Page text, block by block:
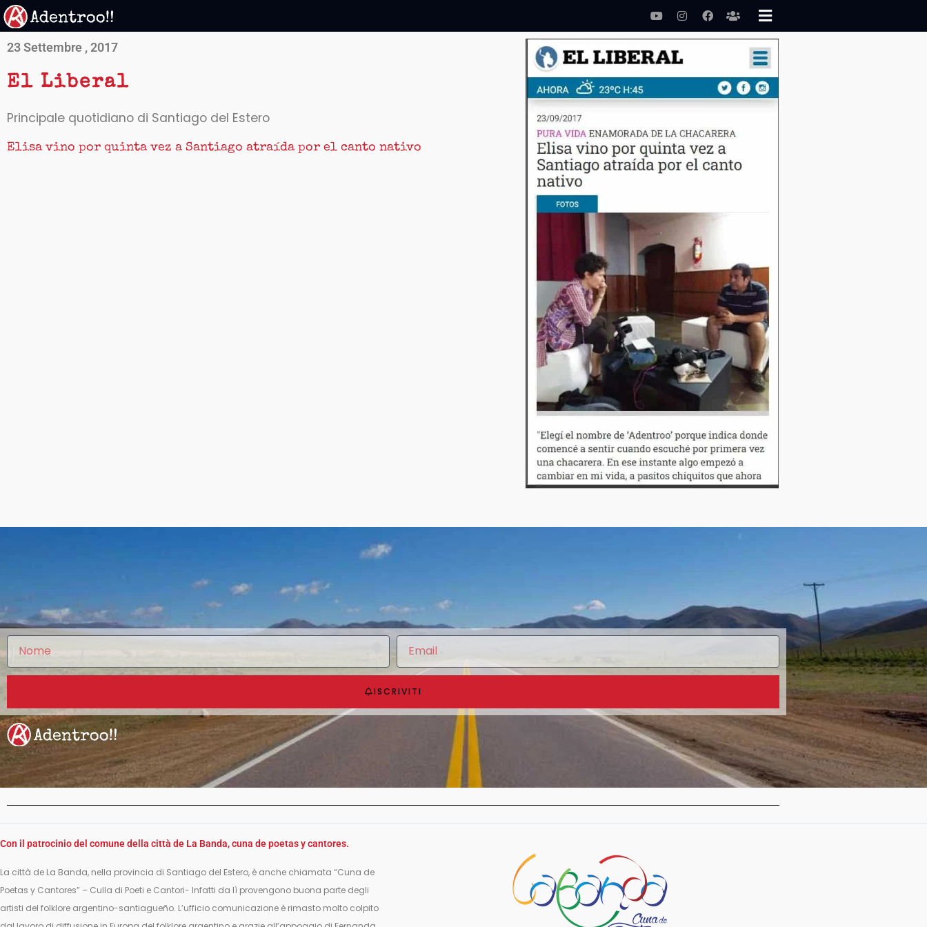
Vai
al
contenuto
YoutubeInstagram
Facebook
Users
23 Settembre , 2017
El Liberal
Principale quotidiano di Santiago del Estero
Elisa vino por quinta vez a Santiago atraída por el canto nativo
ISCRIVITI
Con il patrocinio del comune della città de La Banda, cuna de poetas y cantores.
La città de La Banda, nella provincia di Santiago del Estero, è anche chiamata “Cuna de
Poetas y Cantores” – Culla di Poeti e Cantori- Infatti da lì provengono buona parte degli
artisti del folklore argentino-santiagueño. L’ufficio comunicazione è rimasto molto colpito